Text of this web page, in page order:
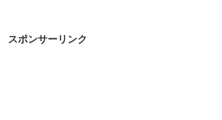
スポンサーリンク